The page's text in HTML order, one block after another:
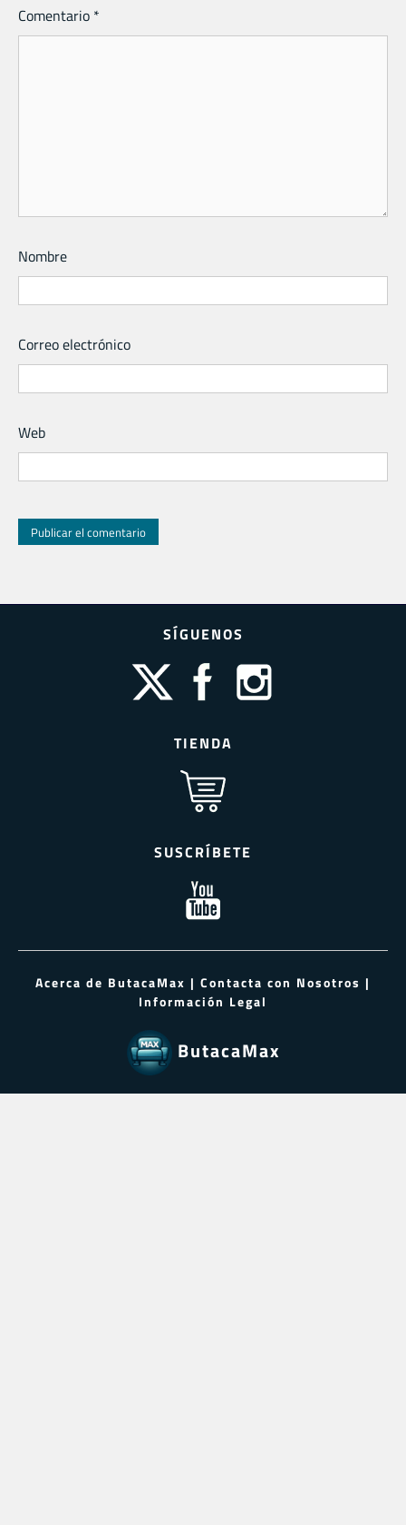
Comentario *
Nombre
Correo electrónico
Web
SÍGUENOS
TIENDA
SUSCRÍBETE
Acerca de ButacaMax | Contacta con Nosotros |
Información Legal
ButacaMax